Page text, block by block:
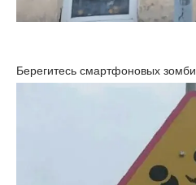
Берегитесь смартфоновых зомби